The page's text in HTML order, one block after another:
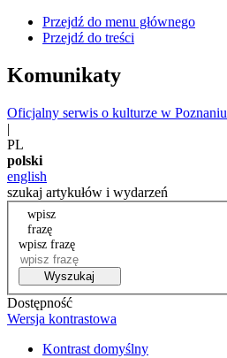
Przejdź do menu głównego
Przejdź do treści
Komunikaty
Oficjalny serwis o kulturze w Poznaniu
|
PL
polski
english
szukaj artykułów i wydarzeń
wpisz
frazę
wpisz frazę
Wyszukaj
Dostępność
Wersja kontrastowa
Kontrast domyślny